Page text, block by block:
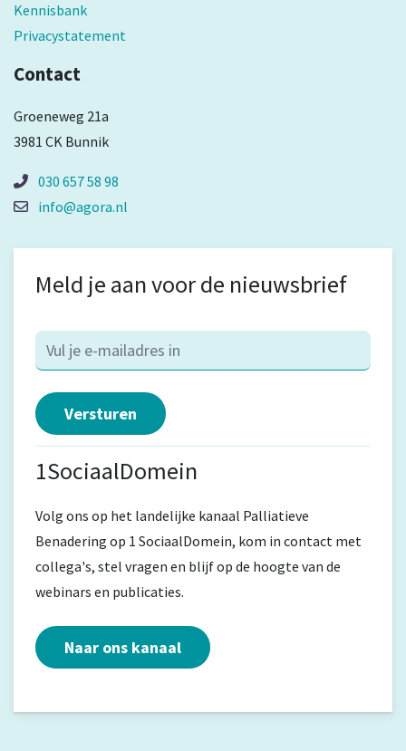
Kennisbank
Privacystatement
Contact
Groeneweg 21a
3981 CK Bunnik
030 657 58 98
info@agora.nl
Meld je aan voor de nieuwsbrief
1SociaalDomein
Volg ons op het landelijke kanaal Palliatieve
Benadering op 1 SociaalDomein, kom in contact met
collega's, stel vragen en blijf op de hoogte van de
webinars en publicaties.
Naar ons kanaal